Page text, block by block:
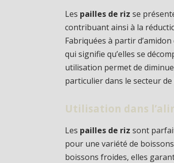
Les pailles de riz se
contribuant ainsi à la
Fabriquées à partir
qui signifie qu’elles se
utilisation permet de
particulier dans le secteur
Utilisation dans
Les pailles de riz sont
pour une variété de
boissons froides, elles